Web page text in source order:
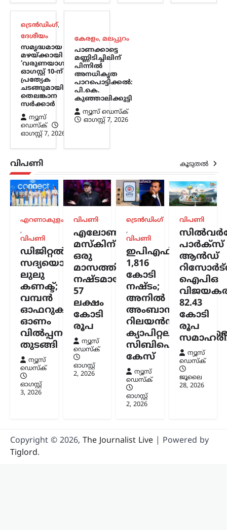
വിതരണം നിർത്തുന്നത്
പിണറായി വിജയൻ
ന്യൂസ് ഡെസ്ക്
സഹകരണ ബാങ്കുകൾ മുഖേന
ഗുണഭോക്താക്കളുടെ വീടുകളിലെത്തി
ക്ഷേമപെൻഷൻ വിതരണം ചെയ്യുന്ന
സംവിധാനം അവസാനിപ്പിക്കാനുള്ള
സർക്കാർ നടപടിയെ വിമർശിച്ച്
പ്രതിപക്ഷ നേതാവ് പിണറായി വിജയൻ.
ട്രെൻഡിംഗ്,
ദേശീയം
സമൃദ്ധമായ
മഴയ്ക്കായി
‘വരുണയാഗം’;
ഓഗസ്റ്റ് 10-ന്
പ്രത്യേക
ചടങ്ങുമായി
തെലങ്കാന
സർക്കാർ
ന്യൂസ്
ഡെസ്ക്
ഓഗസ്റ്റ്‌ 7, 2026
കേരളം, മലപ്പുറം
പാണക്കാട്ടെ
മണ്ണിടിച്ചിലിന്
പിന്നിൽ
അനധികൃത
പാറപൊട്ടിക്കൽ:
പി.കെ.
കുഞ്ഞാലിക്കുട്ടി
ന്യൂസ് ഡെസ്ക്
ഓഗസ്റ്റ്‌ 7, 2026
വിപണി കൂടുതൽ
എറണാകുളം
,
വിപണി
ഡിജിറ്റൽ
സദ്യയൊരുക്കി
ലുലു
കണക്ട്;
വമ്പൻ
ഓഫറുകളുമായി
ഓണം
വിൽപ്പന
തുടങ്ങി
ന്യൂസ്
ഡെസ്ക്
ഓഗസ്റ്റ്‌
3, 2026
വിപണി
എലോൺ
മസ്കിന്
ഒരു
മാസത്തിനുള്ളിൽ
നഷ്ടമായത്
57
ലക്ഷം
കോടി
രൂപ
ന്യൂസ്
ഡെസ്ക്
ഓഗസ്റ്റ്‌
2, 2026
ട്രെൻഡിംഗ്
,
വിപണി
ഇപിഎഫ്ഒയ്ക്ക്
1,816
കോടി
നഷ്ടം;
അനിൽ
അംബാനിക്കും
റിലയൻസ്
സിബിഐ
കേസ്
ന്യൂസ്
ഡെസ്ക്
ഓഗസ്റ്റ്‌
2, 2026
വിപണി
പാർക്സ്
ആൻഡ്
ഐപിഒ
82.43
കോടി
രൂപ
ന്യൂസ്
ഡെസ്ക്
ജൂലൈ
28, 2026
Copyright © 2026, The Journalist Live | Powered by
Tiglord.